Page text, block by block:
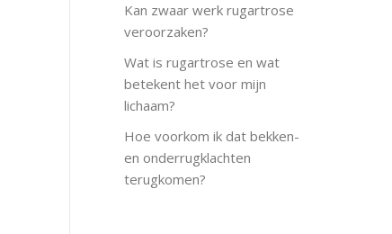
Kan zwaar werk rugartrose
veroorzaken?
Wat is rugartrose en wat
betekent het voor mijn
lichaam?
Hoe voorkom ik dat bekken-
en onderrugklachten
terugkomen?